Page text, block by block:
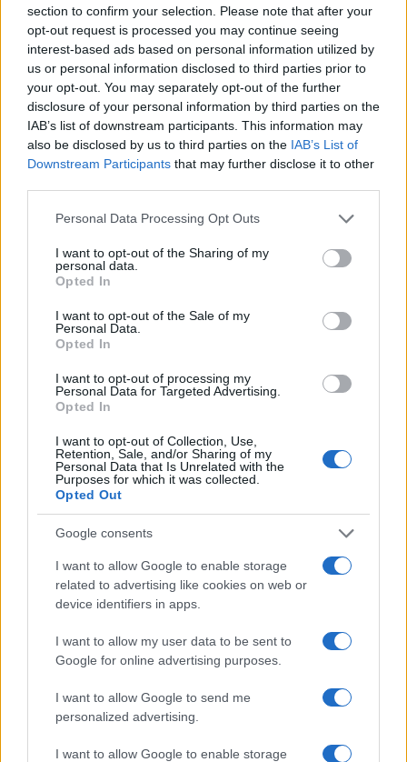
section to confirm your selection. Please note that after your
opt-out request is processed you may continue seeing
interest-based ads based on personal information utilized by
us or personal information disclosed to third parties prior to
your opt-out. You may separately opt-out of the further
disclosure of your personal information by third parties on the
IAB’s list of downstream participants. This information may
also be disclosed by us to third parties on the IAB’s List of
Downstream Participants that may further disclose it to other
Please note that this website/app uses one or more Google
not limited to your visit or usage behaviour. You may click to
grant or deny consent to Google and its third-party tags to
use your data for below specified purposes in below Google
consent section.
Personal Data Processing Opt Outs
I want to opt-out of the Sharing of my
personal data.
Opted In
I want to opt-out of the Sale of my
Personal Data.
Opted In
I want to opt-out of processing my
Personal Data for Targeted Advertising.
Opted In
I want to opt-out of Collection, Use,
Retention, Sale, and/or Sharing of my
Personal Data that Is Unrelated with the
Purposes for which it was collected.
Opted Out
Google consents
I want to allow Google to enable storage
related to advertising like cookies on web or
device identifiers in apps.
I want to allow my user data to be sent to
Google for online advertising purposes.
I want to allow Google to send me
personalized advertising.
I want to allow Google to enable storage
TEMI:
Air Italy Olbia
Continuità Territoriale Olbia
Inviaci le tue segnalazioni,
i tuoi video e le tue foto
Su WhatsApp al numero +39
345 356 7512
Notizie in tempo reale?
Entra nel canale telegram di
Ricevi le nostre ultime news
daGoogle News
Condividi l'articolo
F
a
ce
b
o
o
T
w
it
te
r
Pi
n
te
re
st
W
h
at
s
A
p
p
S
h
re
Prossimo articolo
NOTIZIE RECENTI